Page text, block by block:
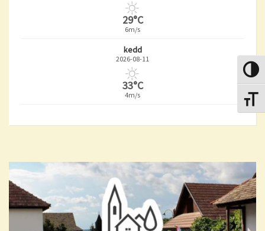
29°C
6m/s
kedd
2026-08-11
33°C
4m/s